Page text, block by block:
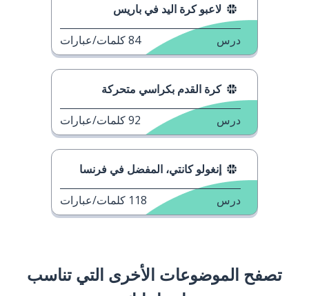
لاعبو كرة اليد في باريس
درس 84كلمات/عبارات
كرة القدم بكراسي متحركة
درس 92كلمات/عبارات
إنغولو كانتي، المفضل في فرنسا
درس 118 كلمات/عبارات
تصفح الموضوعات الأخرى التي تناسب